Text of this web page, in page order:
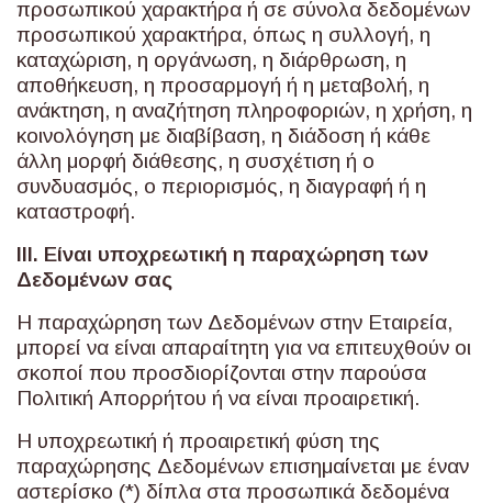
προσωπικού χαρακτήρα ή σε σύνολα δεδομένων
προσωπικού χαρακτήρα, όπως η συλλογή, η
καταχώριση, η οργάνωση, η διάρθρωση, η
αποθήκευση, η προσαρμογή ή η μεταβολή, η
ανάκτηση, η αναζήτηση πληροφοριών, η χρήση, η
κοινολόγηση με διαβίβαση, η διάδοση ή κάθε
άλλη μορφή διάθεσης, η συσχέτιση ή ο
συνδυασμός, ο περιορισμός, η διαγραφή ή η
καταστροφή.
ΙΙΙ. Είναι υποχρεωτική η παραχώρηση των
Δεδομένων σας
Η παραχώρηση των Δεδομένων στην Εταιρεία,
μπορεί να είναι απαραίτητη για να επιτευχθούν οι
σκοποί που προσδιορίζονται στην παρούσα
Πολιτική Απορρήτου ή να είναι προαιρετική.
Η υποχρεωτική ή προαιρετική φύση της
παραχώρησης Δεδομένων επισημαίνεται με έναν
αστερίσκο (*) δίπλα στα προσωπικά δεδομένα